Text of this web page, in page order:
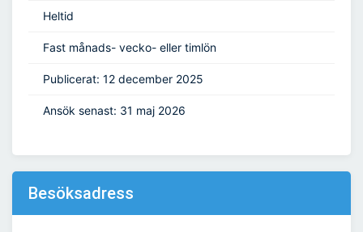
Heltid
Fast månads- vecko- eller timlön
Publicerat: 12 december 2025
Ansök senast: 31 maj 2026
Besöksadress